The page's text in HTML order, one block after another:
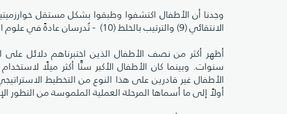
وجدنا أن الأطفال اكتشفوا وطبقوا بشكل مستقل
الانتقائي (9) والترتيب بالخلط (10) - تُدرسان عادةً في علوم الحاسوب (11).
سنوات. وبينما كان الأطفال الأكبر سنًّا أكثر ميلًا
الأطفال غير قادرين على هذا النوع من التخطيط
أولاً إلى ما أسماها المرحلة العملية الملموسة من التطور